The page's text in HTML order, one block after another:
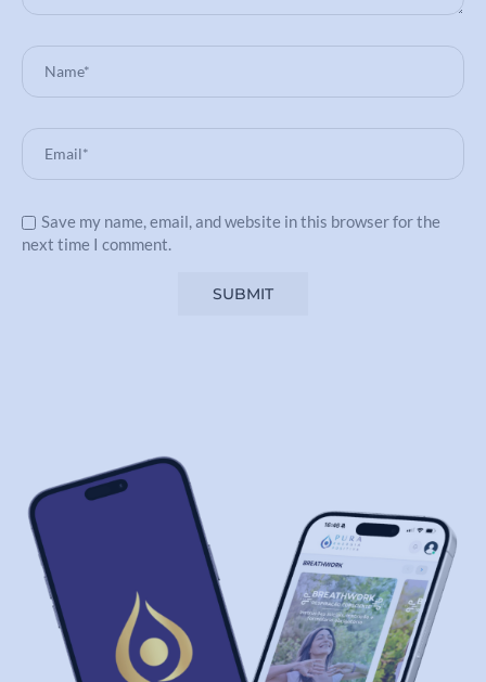
Save my name, email, and website in this browser for the
next time I comment.